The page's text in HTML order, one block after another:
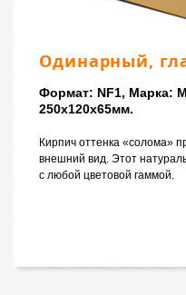
Одинарный,
Формат: NF1, Марка:
250x120x65мм.
Кирпич оттенка «солома»
внешний вид. Этот
с любой цветовой гаммой.